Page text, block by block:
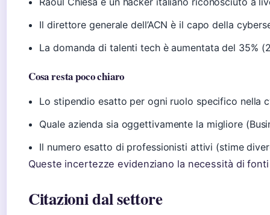
Il direttore generale dell’ACN è il capo della
La domanda di talenti tech è aumentata del 35%
Cosa resta poco chiaro
Lo stipendio esatto per ogni ruolo specifico nella
Quale azienda sia oggettivamente la migliore
Il numero esatto di professionisti attivi (stime
Queste incertezze evidenziano la necessità di
Citazioni dal settore